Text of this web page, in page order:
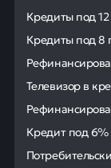
Кредиты под
Кредиты под 8
Телевизор в
Кредит под 6%